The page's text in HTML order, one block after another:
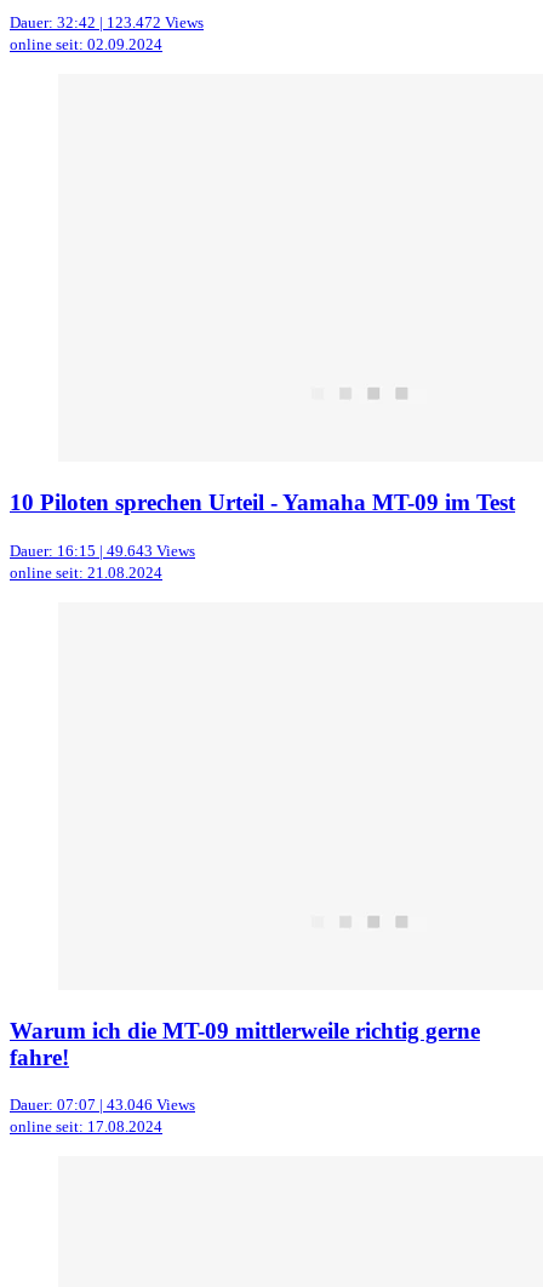
Dauer: 32:42 | 123.472 Views
online seit: 02.09.2024
10 Piloten sprechen Urteil - Yamaha MT-09 im Test
Dauer: 16:15 | 49.643 Views
online seit: 21.08.2024
Warum ich die MT-09 mittlerweile richtig gerne
fahre!
Dauer: 07:07 | 43.046 Views
online seit: 17.08.2024